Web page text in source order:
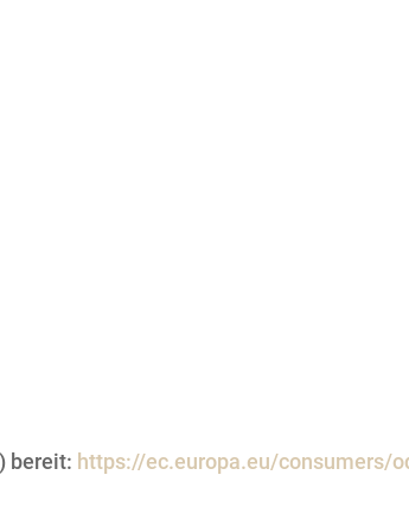
bereit: https://ec.europa.eu/consumers/